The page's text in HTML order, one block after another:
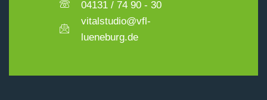
04131 / 74 90 - 30
vitalstudio@vfl-
lueneburg.de